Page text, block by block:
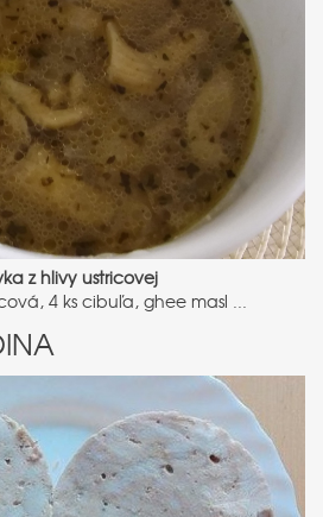
z hlivy ustricovej
4 ks cibuľa, ghee masl ...